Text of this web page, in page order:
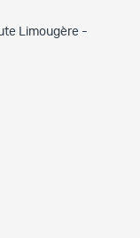
Limougère -